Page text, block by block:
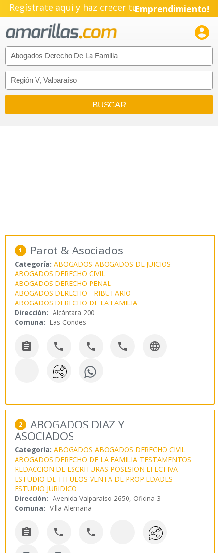
Regístrate aquí y haz crecer tuEmprendimiento!

1 Parot & Asociados
Categoría: ABOGADOS ABOGADOS DE JUICIOS
ABOGADOS DERECHO CIVIL
ABOGADOS DERECHO PENAL
ABOGADOS DERECHO TRIBUTARIO
ABOGADOS DERECHO DE LA FAMILIA
Dirección: Alcántara 200
Comuna: Las Condes
    
2 ABOGADOS DIAZ Y
ASOCIADOS
Categoría: ABOGADOS ABOGADOS DERECHO CIVIL
ABOGADOS DERECHO DE LA FAMILIA TESTAMENTOS
REDACCION DE ESCRITURAS POSESION EFECTIVA
ESTUDIO DE TITULOS VENTA DE PROPIEDADES
ESTUDIO JURIDICO
Dirección: Avenida Valparaíso 2650, Oficina 3
Comuna: Villa Alemana
  